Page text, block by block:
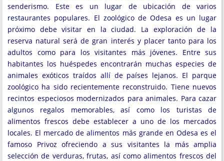
senderismo. Este es un lugar de ubicación de varios
restaurantes populares. El zoológico de Odesa es un lugar
próximo debe visitar en la ciudad. La exploración de la
reserva natural será de gran interés y placer tanto para los
adultos como para los visitantes más jóvenes. Entre sus
habitantes los huéspedes encontrarán muchas especies de
animales exóticos traídos allí de países lejanos. El parque
zoológico ha sido recientemente reconstruido. Tiene nuevos
recintos especiosos modernizados para animales. Para cazar
algunos regalos memorables, así como los turistas de
alimentos frescos debe establecer a uno de los mercados
locales. El mercado de alimentos más grande en Odesa es el
famoso Privoz ofreciendo a sus visitantes la más amplia
selección de verduras, frutas, así como alimentos frescos del